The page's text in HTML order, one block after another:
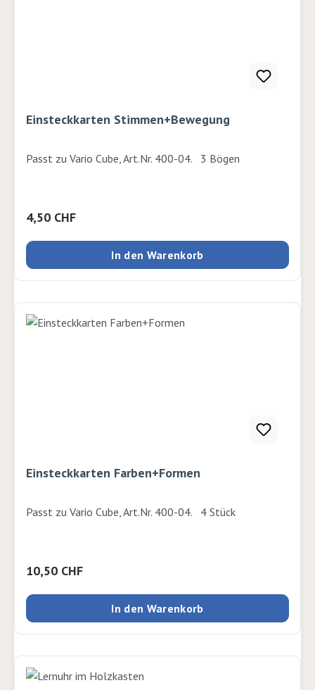
Einsteckkarten Stimmen+Bewegung
Passt zu Vario Cube, Art.Nr. 400-04. 3 Bögen
Regulärer Preis:
4,50 CHF
In den Warenkorb
Einsteckkarten Farben+Formen
Passt zu Vario Cube, Art.Nr. 400-04. 4 Stück
Regulärer Preis:
10,50 CHF
In den Warenkorb